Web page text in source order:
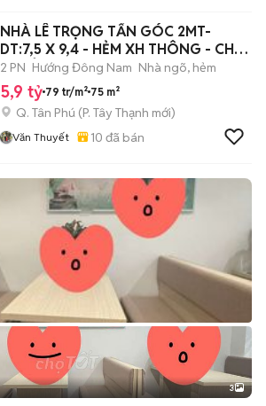
NHÀ LÊ TRỌNG TẤN GÓC 2MT-
DT:7,5 X 9,4 - HẺM XH THÔNG - CHỈ
5,9TỎI TL
2 PN Hướng Đông Nam Nhà ngõ, hẻm
5,9 tỷ 79 tr/m² 75 m²
Q. Tân Phú (P. Tây Thạnh mới)
Văn Thuyết 10 đã bán
3